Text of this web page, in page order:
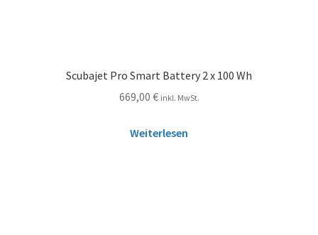
Scubajet Pro Smart Battery 2 x 100 Wh
669,00 € inkl. MwSt.
Weiterlesen